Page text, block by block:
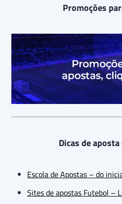
Promoções
Dicas de
Escola de Apostas – do
Sites de apostas Futebol –